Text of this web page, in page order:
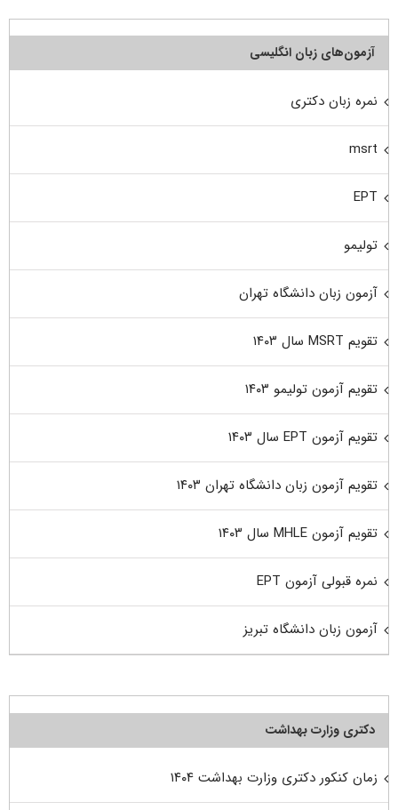
آزمون‌های زبان انگلیسی
نمره زبان دکتری
msrt
EPT
تولیمو
آزمون زبان دانشگاه تهران
تقویم MSRT سال ۱۴۰۳
تقویم آزمون تولیمو ۱۴۰۳
تقویم آزمون EPT سال ۱۴۰۳
تقویم آزمون زبان دانشگاه تهران ۱۴۰۳
تقویم آزمون MHLE سال ۱۴۰۳
نمره قبولی آزمون EPT
آزمون زبان دانشگاه تبریز
دکتری وزارت بهداشت
زمان کنکور دکتری وزارت بهداشت ۱۴۰۴